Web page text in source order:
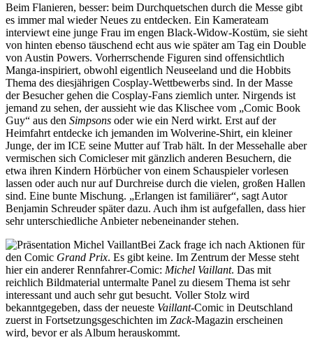
Beim Flanieren, besser: beim Durchquetschen durch die Messe gibt
es immer mal wieder Neues zu entdecken. Ein Kamerateam
interviewt eine junge Frau im engen Black-Widow-Kostüm, sie sieht
von hinten ebenso täuschend echt aus wie später am Tag ein Double
von Austin Powers. Vorherrschende Figuren sind offensichtlich
Manga-inspiriert, obwohl eigentlich Neuseeland und die Hobbits
Thema des diesjährigen Cosplay-Wettbewerbs sind. In der Masse
der Besucher gehen die Cosplay-Fans ziemlich unter. Nirgends ist
jemand zu sehen, der aussieht wie das Klischee vom „Comic Book
Guy“ aus den Simpsons oder wie ein Nerd wirkt. Erst auf der
Heimfahrt entdecke ich jemanden im Wolverine-Shirt, ein kleiner
Junge, der im ICE seine Mutter auf Trab hält. In der Messehalle aber
vermischen sich Comicleser mit gänzlich anderen Besuchern, die
etwa ihren Kindern Hörbücher von einem Schauspieler vorlesen
lassen oder auch nur auf Durchreise durch die vielen, großen Hallen
sind. Eine bunte Mischung. „Erlangen ist familiärer“, sagt Autor
Benjamin Schreuder später dazu. Auch ihm ist aufgefallen, dass hier
sehr unterschiedliche Anbieter nebeneinander stehen.
Bei Zack frage ich nach Aktionen für
den Comic Grand Prix. Es gibt keine. Im Zentrum der Messe steht
hier ein anderer Rennfahrer-Comic: Michel Vaillant. Das mit
reichlich Bildmaterial untermalte Panel zu diesem Thema ist sehr
interessant und auch sehr gut besucht. Voller Stolz wird
bekanntgegeben, dass der neueste Vaillant-Comic in Deutschland
zuerst in Fortsetzungsgeschichten im Zack-Magazin erscheinen
wird, bevor er als Album herauskommt.